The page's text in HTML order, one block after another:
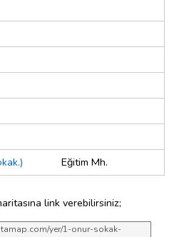
Eğitim Mh.
link verebilirsiniz;